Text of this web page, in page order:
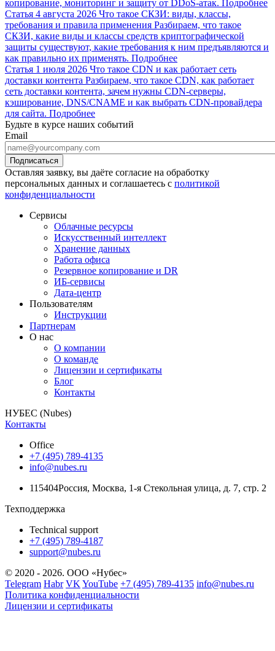
копирование, мониторинг и защиту от DDoS-атак. Подробнее
Статья 4 августа 2026 Что такое СКЗИ: виды, классы,
требования и правила применения Разбираем, что такое
СКЗИ, какие виды и классы средств криптографической
защиты существуют, какие требования к ним предъявляются и
как правильно их применять. Подробнее
Статья 1 июля 2026 Что такое CDN и как работает сеть
доставки контента Разбираем, что такое CDN, как работает
сеть доставки контента, зачем нужны CDN-серверы,
кэширование, DNS/CNAME и как выбрать CDN-провайдера
для сайта. Подробнее
Будьте в курсе наших событий
Email
Оставляя заявку, вы даёте согласие на обработку
персональных данных и соглашаетесь с политикой
конфиденциальности
Сервисы
Облачные ресурсы
Искусственный интеллект
Хранение данных
Работа офиса
Резервное копирование и DR
ИБ-сервисы
Дата-центр
Пользователям
Инструкции
Партнерам
О нас
О компании
О команде
Лицензии и сертификаты
Блог
Контакты
НУБЕС (Nubes)
Контакты
Office
+7 (495) 789-4135
info@nubes.ru
115404Россия, Москва, 1-я Стекольная улица, д. 7, стр. 2
Техподдержка
Technical support
+7 (495) 789-4187
support@nubes.ru
© 2020 - 2026. ООО «Нубес»
Telegram Habr VK YouTube +7 (495) 789-4135 info@nubes.ru
Политика конфиденциальности
Лицензии и сертификаты